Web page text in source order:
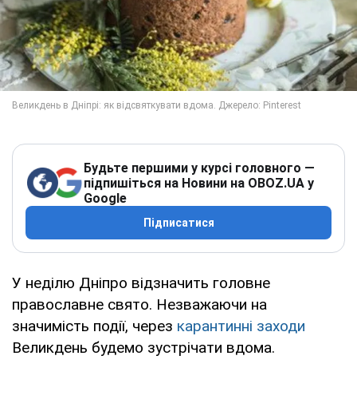
Будьте першими у курсі головного —
підпишіться на Новини на OBOZ.UA у
Google
Підписатися
У неділю Дніпро відзначить головне
православне свято. Незважаючи на
значимість події, через карантинні заходи
Великдень будемо зустрічати вдома.